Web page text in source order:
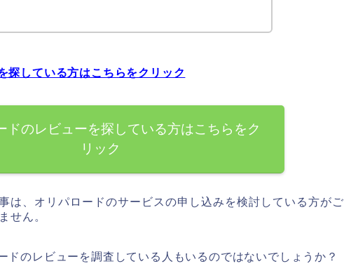
探している方はこちらをクリック
ドのレビューを探している方はこちらをク
リック
は、オリパロードのサービスの申し込みを検討している方がご
せん。
ドのレビューを調査している人もいるのではないでしょうか？